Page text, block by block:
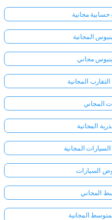
حسابية مجانية
المجانية
مجاني
المجانية
المجاني
المجانية
المجانية
السيارات
المجاني
المجانية